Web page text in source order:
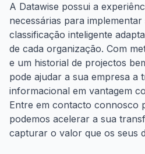
A Datawise possui a
necessárias para
classificação inteligente
de cada organização. Com
e um historial de projectos
pode ajudar a sua empresa a
informacional em vantagem
Entre em contacto connosco
podemos acelerar a sua
capturar o valor que os seus